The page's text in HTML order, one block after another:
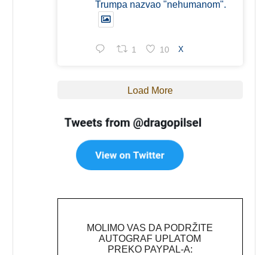
Trumpa nazvao "nehumanom".
1 10 X
Load More
MOLIMO VAS DA PODRŽITE
AUTOGRAF UPLATOM
PREKO PAYPAL-A: